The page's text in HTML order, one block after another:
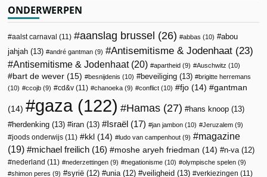
ONDERWERPEN
aalst carnaval (11) aanslag brussel (26) abbas (10)
abou
jahjah (13) andré gantman (9) Antisemitisme & Jodenhaat (23)
Antisemitisme & Jodenhaat(20) apartheid (9) Auschwitz (10)
bart de wever (15) besnijdenis (10) beveiliging (13)
brigitte herremans
(10)
ccojb (9) cd&v (11) chanoeka (9) conflict (10) fjo (14) gantman
(14) gaza (122) Hamas (27) hans knoop (13)
herdenking (13) iran (13) Israël (17) jan jambon (10) Jeruzalem (9)
joods onderwijs (11) kkl (14) ludo van campenhout (9)
magazine
(19)
michael freilich (16) moshe aryeh friedman (14) n-va (12)
nederland (11) nederzettingen (9) negationisme (10) olympische spelen (9)
shimon peres (9) syrië (12) unia (12) veiligheid (13) verkiezingen (11)